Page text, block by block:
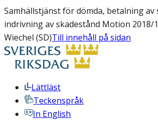
Samhällstjänst för dömda, betalning av
indrivning av skadestånd Motion 2018/
Wiechel (SD)Till innehåll på sidan
Lättläst
Teckenspråk
In English